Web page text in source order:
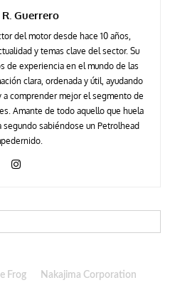
R. Guerrero
del motor desde hace 10 años,
y temas clave del sector. Su
de experiencia en el mundo de las
clara, ordenada y útil, ayudando
a comprender mejor el segmento de
Amante de todo aquello que huela
segundo sabiéndose un Petrolhead
Frog Nakajima Corporation